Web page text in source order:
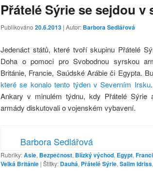
Přátelé Sýrie se sejdou v
Publikováno 20.6.2013 | Autor: Barbora Sedlářová
Jedenáct států, které tvoří skupinu Přátelé
Doha o pomoci pro Svobodnou syrskou
Británie, Francie, Saúdské Arábie či Egypta.
které se konalo tento týden v Severním Irsku
Ankary v minulém týdnu, kdy Přátelé Sýrie
armády diskutovali o vojenském vybavení.
Barbora Sedlářová
Rubriky:Asie, Bezpečnost, Blízký východ, Egypt,
Velká Británie | Štítky: Dauhá, Přátelé Sýrie, Salim Idriss,